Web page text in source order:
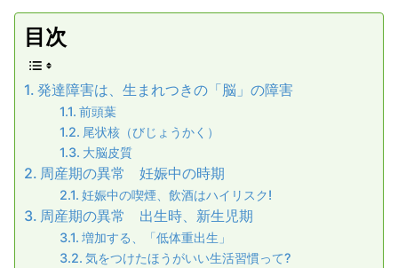
目次
発達障害は、生まれつきの「脳」の障害
前頭葉
尾状核（びじょうかく）
大脳皮質
周産期の異常 妊娠中の時期
妊娠中の喫煙、飲酒はハイリスク!
周産期の異常 出生時、新生児期
増加する、「低体重出生」
気をつけたほうがいい生活習慣って?